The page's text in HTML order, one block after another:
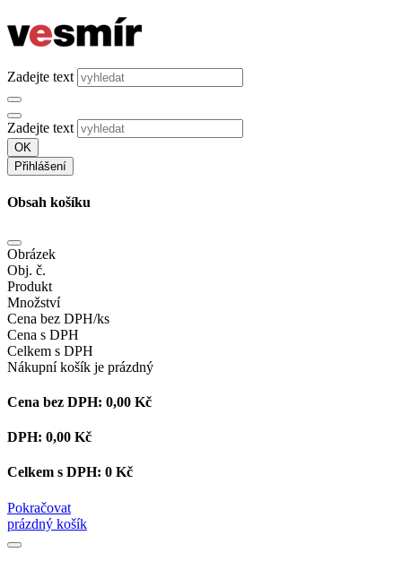
Zadejte text
Zadejte text
OK
Přihlášení
Obsah košíku
Obrázek
Obj. č.
Produkt
Množství
Cena bez DPH/ks
Cena s DPH
Celkem s DPH
Nákupní košík je prázdný
Cena bez DPH: 0,00 Kč
DPH: 0,00 Kč
Celkem s DPH: 0 Kč
Pokračovat
prázdný košík